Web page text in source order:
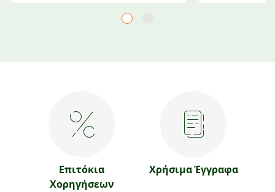
Επιτόκια
Χορηγήσεων
Χρήσιμα Έγγραφα